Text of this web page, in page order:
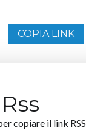
COPIA LINK
copiare il link RSS